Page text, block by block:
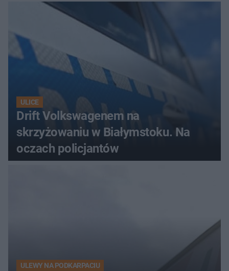
ULICE
Drift Volkswagenem na
skrzyżowaniu w Białymstoku. Na
oczach policjantów
ULEWY NA PODKARPACIU